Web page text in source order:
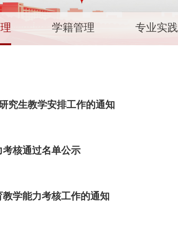
学籍管理 专业实践
究生教学安排工作的通知
核通过名单公示
学能力考核工作的通知